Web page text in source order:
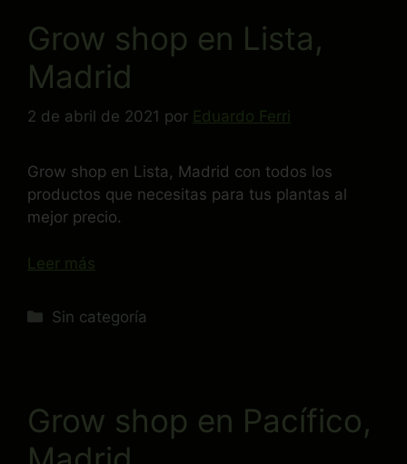
Grow shop en Lista,
Madrid
2 de abril de 2021 por Eduardo Ferri
Grow shop en Lista, Madrid con todos los
productos que necesitas para tus plantas al
mejor precio.
Leer más
Sin categoría
Grow shop en Pacífico,